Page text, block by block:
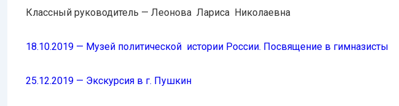
Классный руководитель — Леонова Лариса Николаевна
18.10.2019 — Музей политической истории России. Посвящение в гимназисты
25.12.2019 — Экскурсия в г. Пушкин